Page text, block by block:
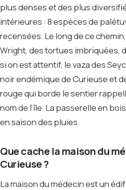
plus denses et des plus
intérieures : 8 espèces de
recensées. Le long de ce
Wright, des tortues imbriquées,
si on est attentif, le vaza des
noir endémique de Curieuse et
rouge qui borde le sentier
nom de l’île. La passerelle en
en saison des pluies.
Que cache la maison du
Curieuse ?
La maison du médecin est un